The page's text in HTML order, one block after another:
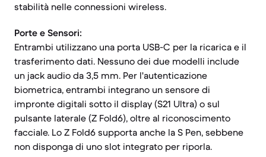
stabilità nelle connessioni wireless.
Porte e Sensori:
Entrambi utilizzano una porta USB-C per la ricarica e il
trasferimento dati. Nessuno dei due modelli include
un jack audio da 3,5 mm. Per l'autenticazione
biometrica, entrambi integrano un sensore di
impronte digitali sotto il display (S21 Ultra) o sul
pulsante laterale (Z Fold6), oltre al riconoscimento
facciale. Lo Z Fold6 supporta anche la S Pen, sebbene
non disponga di uno slot integrato per riporla.